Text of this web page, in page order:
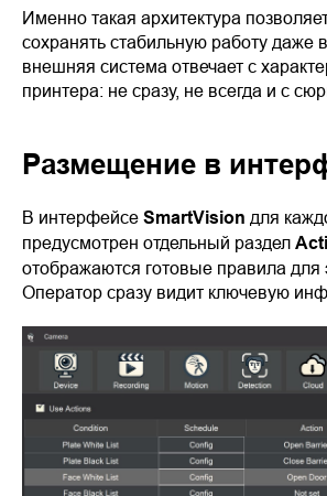
Именно такая архитектура
сохранять стабильную работу даже
внешняя система отвечает с
принтера: не сразу, не всегда и с
Размещение в
В интерфейсе SmartVision для
предусмотрен отдельный раздел
отображаются готовые правила для
Оператор сразу видит ключевую